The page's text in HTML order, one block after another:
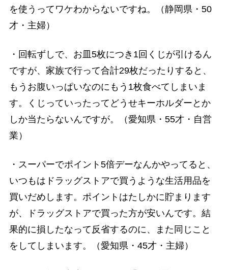
を使うってワケわからないですね。（静岡県・50
才・主婦）
・回転ずしで、お皿5枚につき1回くじが引けるん
ですが、家族で行って合計29枚だったりすると、
もうお腹いっぱいなのにもう1枚食べてしまいま
す。くじっていったってどうせキーホルダーとか
しか当たらないんですが。（愛知県・55才・自営
業）
・スーパーでポイント5倍デーなんかやってると、
いつもはドラッグストアで買うような生活用品を
買いだめします。ポイントはたしかに貯まります
が、ドラッグストアで買った方が安いんです。結
果的に損したなって反省するのに、また同じこと
をしてしまいます。（愛知県・45才・主婦）